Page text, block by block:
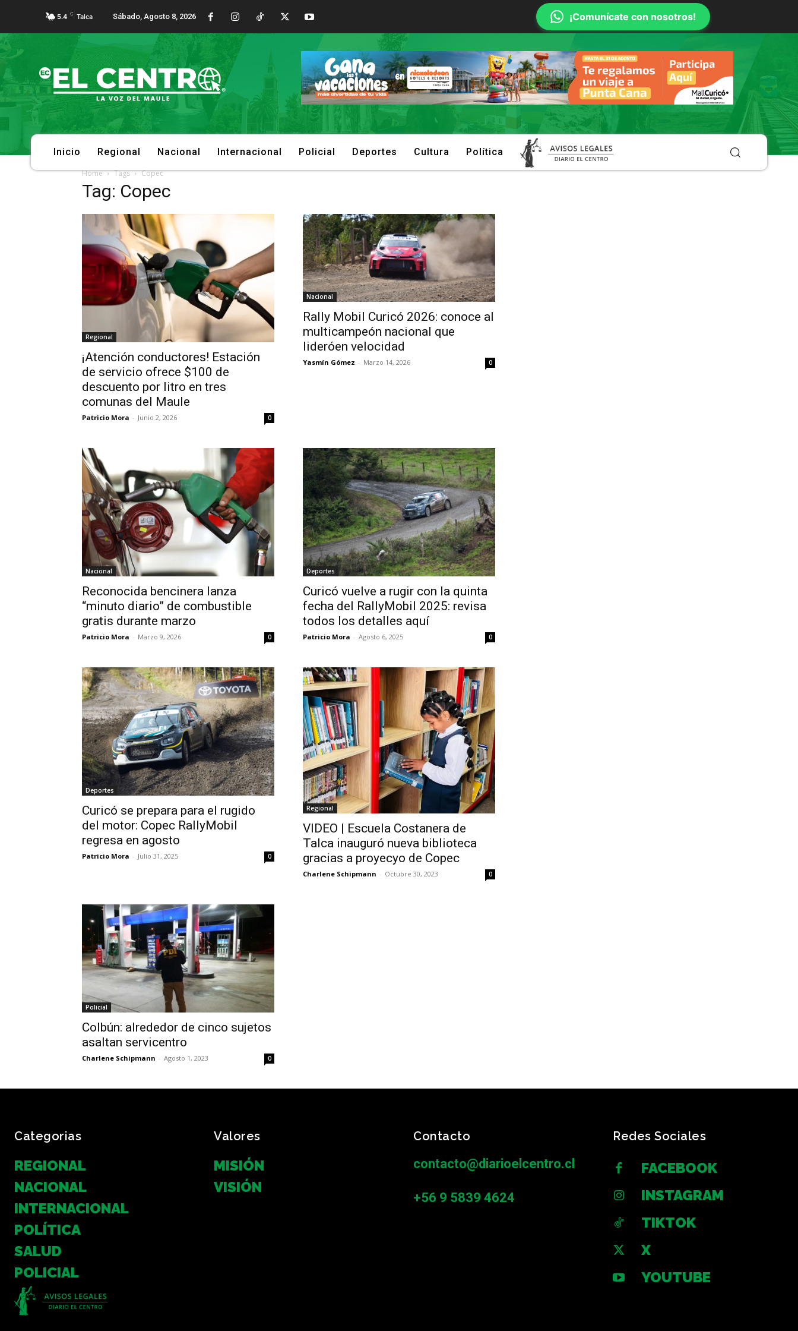
5.4 C Talca Sábado, Agosto 8, 2026 ¡Comunícate con nosotros!
Inicio Regional Nacional Internacional Policial Deportes Cultura Política
Home Tags Copec
Tag: Copec
Regional
¡Atención conductores! Estación
de servicio ofrece $100 de
descuento por litro en tres
comunas del Maule
Patricio Mora - Junio 2, 2026 0
Nacional
Rally Mobil Curicó 2026: conoce al
multicampeón nacional que
lideróen velocidad
Yasmín Gómez - Marzo 14, 2026 0
Nacional
Reconocida bencinera lanza
“minuto diario” de combustible
gratis durante marzo
Patricio Mora - Marzo 9, 2026 0
Deportes
Curicó vuelve a rugir con la quinta
fecha del RallyMobil 2025: revisa
todos los detalles aquí
Patricio Mora - Agosto 6, 2025 0
Deportes
Curicó se prepara para el rugido
del motor: Copec RallyMobil
regresa en agosto
Patricio Mora - Julio 31, 2025 0
Regional
VIDEO | Escuela Costanera de
Talca inauguró nueva biblioteca
gracias a proyecyo de Copec
Charlene Schipmann - Octubre 30, 2023 0
Policial
Colbún: alrededor de cinco sujetos
asaltan servicentro
Charlene Schipmann - Agosto 1, 2023 0
Categorias
REGIONAL
NACIONAL
INTERNACIONAL
POLÍTICA
SALUD
POLICIAL
Valores
MISIÓN
VISIÓN
Contacto
contacto@diarioelcentro.cl
+56 9 5839 4624
Redes Sociales
FACEBOOK
INSTAGRAM
TIKTOK
X
YOUTUBE